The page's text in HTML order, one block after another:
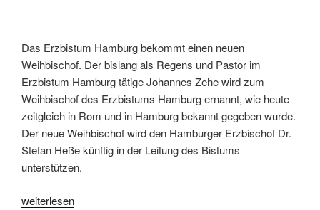
Das Erzbistum Hamburg bekommt einen neuen
Weihbischof. Der bislang als Regens und Pastor im
Erzbistum Hamburg tätige Johannes Zehe wird zum
Weihbischof des Erzbistums Hamburg ernannt, wie heute
zeitgleich in Rom und in Hamburg bekannt gegeben wurde.
Der neue Weihbischof wird den Hamburger Erzbischof Dr.
Stefan Heße künftig in der Leitung des Bistums
unterstützen.
„Neuer
weiterlesen